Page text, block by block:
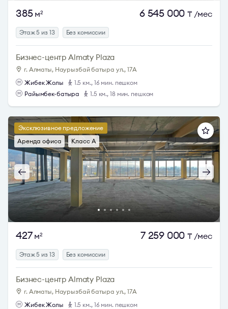
385м2 6 545 000 ₸ /мес
Этаж 5 из 13 Без комиссии
Бизнес-центр Almaty Plaza
г. Алматы, Наурызбай батыра ул., 17А
Жибек Жолы
1.5 км., 16 мин. пешком
Райымбек-батыра
1.5 км., 18 мин. пешком
Эксклюзивное предложение
Аренда офиса
Класс A
427м2 7 259 000 ₸ /мес
Этаж 5 из 13 Без комиссии
Бизнес-центр Almaty Plaza
г. Алматы, Наурызбай батыра ул., 17А
Жибек Жолы
1.5 км., 16 мин. пешком